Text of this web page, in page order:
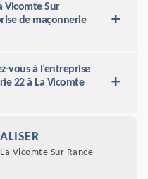
Vicomte Sur
de maçonnerie
vous à l’entreprise
22 à La Vicomte
Vicomte Sur Rance